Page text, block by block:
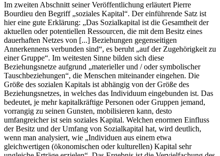
Im zweiten Abschnitt seiner Veröffentlichung erläutert Pierre
Bourdieu den Begriff „soziales Kapital“. Der einführende Satz ist
hier eine gute Erklärung: „Das Sozialkapital ist die Gesamtheit der
aktuellen oder potentiellen Ressourcen, die mit dem Besitz eines
dauerhaften Netzes von [...] Beziehungen gegenseitigen
Annerkennens verbunden sind“, es beruht „auf der Zugehörigkeit zu
einer Gruppe“. Im weitesten Sinne bilden sich diese
Beziehungsnetze aufgrund „materieller und / oder symbolischer
Tauschbeziehungen“, die Menschen miteinander eingehen. Die
Größe des sozialen Kapitals ist abhängig von der Größe des
Beziehungsnetzes, in welches das Individuum eingebunden ist. Das
bedeutet, je mehr kapitalkräftige Personen oder Gruppen jemand,
vorrangig zu seinen Gunsten, mobilisieren kann, desto
umfangreicher ist sein soziales Kapital. Welchen enormen Einfluss
der Besitz und der Umfang von Sozialkapital hat, wird deutlich,
wenn man analysiert, wie „Individuen aus einem etwa
gleichwertigen (ökonomischen oder kulturellen) Kapital sehr